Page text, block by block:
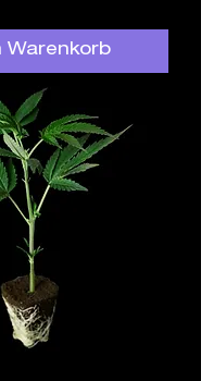
Warenkorb